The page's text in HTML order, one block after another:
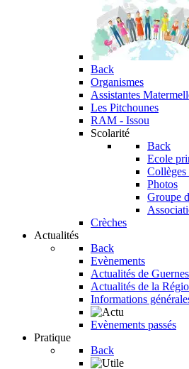
Back
Organismes
Assistantes
Les Pitchounes
RAM - Issou
Scolarité
Back
Ecole
Photos
Groupe
Crèches
Actualités
Back
Evènements
Actualités de Guernes
Actualités de la
Informations
Evènements passés
Pratique
Back